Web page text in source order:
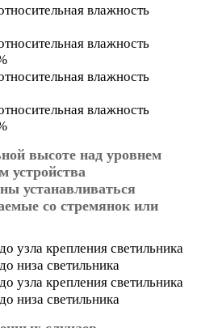
влажность
влажность
влажность
влажность
высоте над уровнем
устройства
устанавливаться
со стремянок или
узла крепления светильника
низа светильника
узла крепления светильника
низа светильника